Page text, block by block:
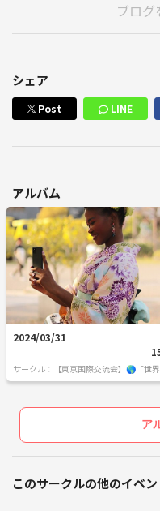
ブログ
シェア
Post LINE
アルバム
2024/03/31
サークル：【東京国際交流会】🌎「世
人と繋りたい」違う世界見てみたい方
す。
ア
このサークルの他のイベン